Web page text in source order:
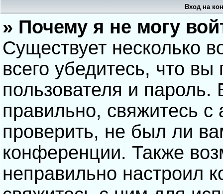
Вход на
» Почему я не могу
Существует несколько
всего убедитесь, что
пользователя и
правильно, свяжитесь
проверить, не был ли
конференции. Также
неправильно настроил